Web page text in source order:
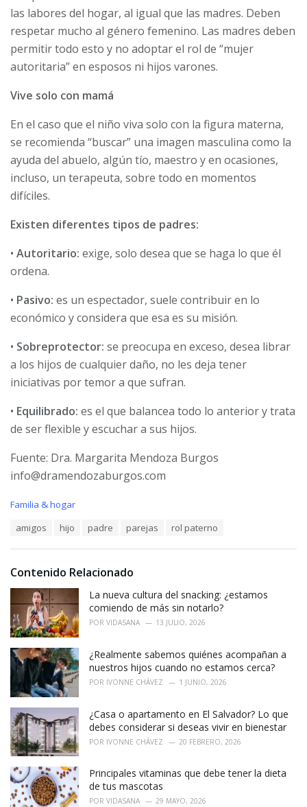
las labores del hogar, al igual que las madres. Deben
respetar mucho al género femenino. Las madres deben
permitir todo esto y no adoptar el rol de “mujer
autoritaria” en esposos ni hijos varones.
Vive solo con mamá
En el caso que el niño viva solo con la figura materna,
se recomienda “buscar” una imagen masculina como la
ayuda del abuelo, algún tío, maestro y en ocasiones,
incluso, un terapeuta, sobre todo en momentos
difíciles.
Existen diferentes tipos de padres:
• Autoritario: exige, solo desea que se haga lo que él
ordena.
• Pasivo: es un espectador, suele contribuir en lo
económico y considera que esa es su misión.
• Sobreprotector: se preocupa en exceso, desea librar
a los hijos de cualquier daño, no les deja tener
iniciativas por temor a que sufran.
• Equilibrado: es el que balancea todo lo anterior y trata
de ser flexible y escuchar a sus hijos.
Fuente: Dra. Margarita Mendoza Burgos
info@dramendozaburgos.com
C
o
r
i
e
s
:
Familia & hogar
:
amigos hijo padre parejas rol paterno
Contenido Relacionado
La nueva cultura del snacking: ¿estamos
comiendo de más sin notarlo?
POR VIDASANA 13 JULIO, 2026
¿Realmente sabemos quiénes acompañan a
nuestros hijos cuando no estamos cerca?
POR IVONNE CHÁVEZ 1 JUNIO, 2026
¿Casa o apartamento en El Salvador? Lo que
debes considerar si deseas vivir en bienestar
POR IVONNE CHÁVEZ 20 FEBRERO, 2026
Principales vitaminas que debe tener la dieta
de tus mascotas
POR VIDASANA 29 MAYO, 2026